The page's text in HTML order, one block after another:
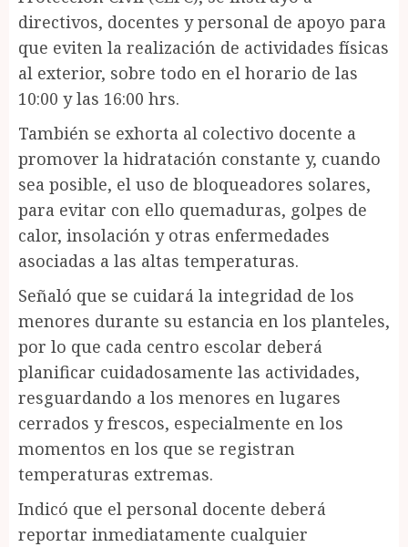
directivos, docentes y personal de apoyo para
que eviten la realización de actividades físicas
al exterior, sobre todo en el horario de las
10:00 y las 16:00 hrs.
También se exhorta al colectivo docente a
promover la hidratación constante y, cuando
sea posible, el uso de bloqueadores solares,
para evitar con ello quemaduras, golpes de
calor, insolación y otras enfermedades
asociadas a las altas temperaturas.
Señaló que se cuidará la integridad de los
menores durante su estancia en los planteles,
por lo que cada centro escolar deberá
planificar cuidadosamente las actividades,
resguardando a los menores en lugares
cerrados y frescos, especialmente en los
momentos en los que se registran
temperaturas extremas.
Indicó que el personal docente deberá
reportar inmediatamente cualquier